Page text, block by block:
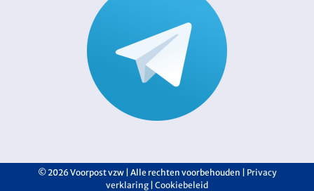
©2026 Voorpost vzw | Alle rechten voorbehouden | Privacy
verklaring Cookiebeleid